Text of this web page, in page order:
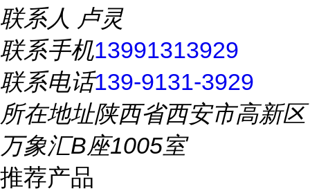
联系人 卢灵
联系手机13991313929
联系电话139-9131-3929
所在地址陕西省西安市高新区
万象汇B座1005室
推荐产品